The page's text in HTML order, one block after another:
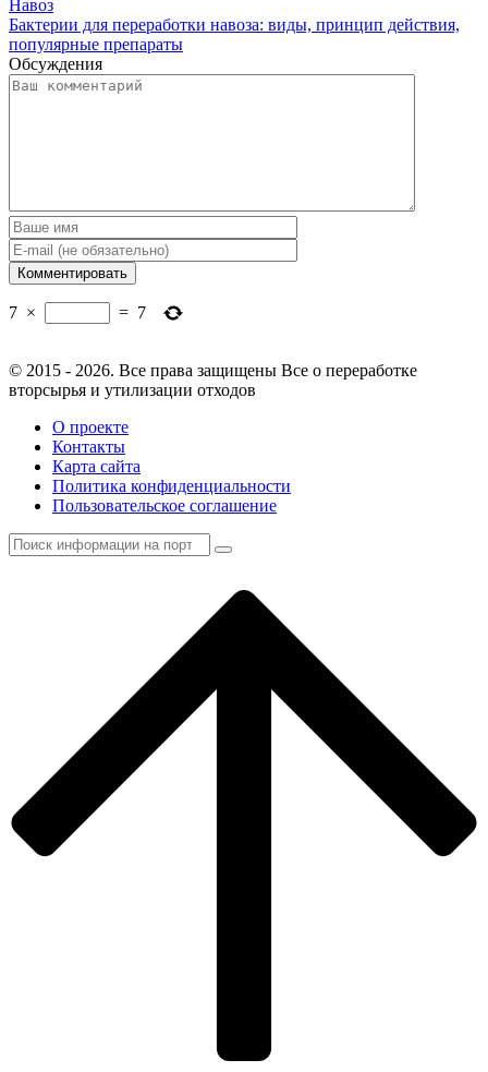
Навоз
Бактерии для переработки навоза: виды, принцип действия,
популярные препараты
Обсуждения
7 × = 7
© 2015 - 2026. Все права защищены Все о переработке
вторсырья и утилизации отходов
О проекте
Контакты
Карта сайта
Политика конфиденциальности
Пользовательское соглашение